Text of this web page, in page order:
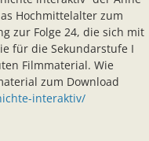
Hochmittelalter zum
zur Folge 24, die sich mit
für die Sekundarstufe I
Filmmaterial. Wie
zum Download
interaktiv/